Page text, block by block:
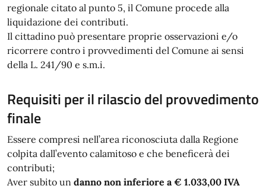
regionale citato al punto 5, il Comune procede alla
liquidazione dei contributi.
Il cittadino può presentare proprie osservazioni e/o
ricorrere contro i provvedimenti del Comune ai sensi
della L. 241/90 e s.m.i.
Requisiti per il rilascio del provvedimento
finale
Essere compresi nell’area riconosciuta dalla Regione
colpita dall’evento calamitoso e che beneficerà dei
contributi;
Aver subito un danno non inferiore a € 1.033,00 IVA